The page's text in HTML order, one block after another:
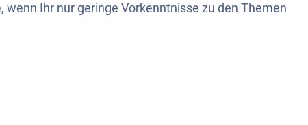
Ihr nur geringe Vorkenntnisse zu den Themen